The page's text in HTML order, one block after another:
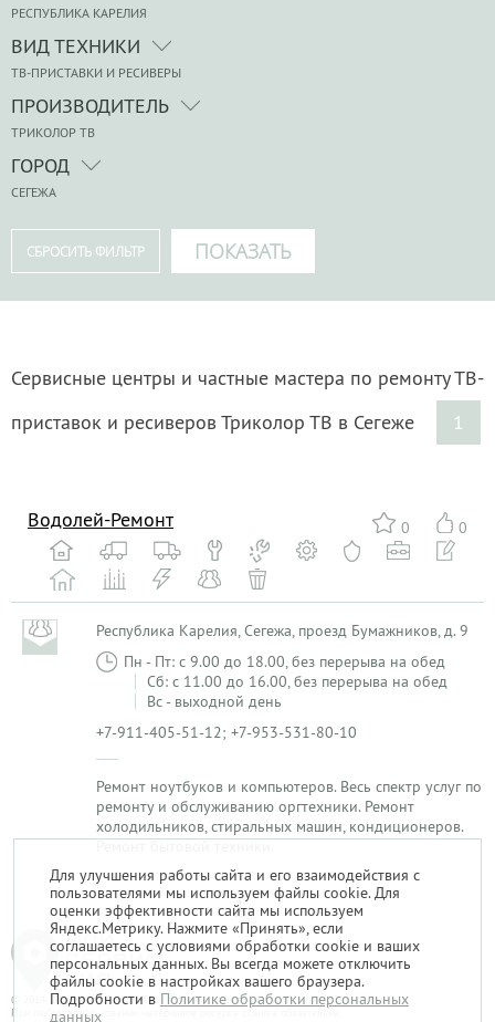
РЕСПУБЛИКА КАРЕЛИЯ
ВИД ТЕХНИКИ
ТВ-ПРИСТАВКИ И РЕСИВЕРЫ
ПРОИЗВОДИТЕЛЬ
ТРИКОЛОР ТВ
ГОРОД
СЕГЕЖА
Сервисные центры и частные мастера по ремонту ТВ-
приставок и ресиверов Триколор ТВ в Сегеже
1
0 0
Водолей-Ремонт
Республика Карелия, Сегежа, проезд Бумажников, д. 9
Пн - Пт: с 9.00 до 18.00, без перерыва на обед
Сб: с 11.00 до 16.00, без перерыва на обед
Вс - выходной день
+7-911-405-51-12; +7-953-531-80-10
Ремонт ноутбуков и компьютеров. Весь спектр услуг по
ремонту и обслуживанию оргтехники. Ремонт
холодильников, стиральных машин, кондиционеров.
Ремонт бытовой техники.
1
© 2014-2026. «Мой Сервис-Гид» – проект группы «Текарт».
При любом использовании материалов ресурса ссылка обязательна.
Для улучшения работы сайта и его взаимодействия с
пользователями мы используем файлы cookie. Для
оценки эффективности сайта мы используем
Яндекс.Метрику. Нажмите «Принять», если
соглашаетесь с условиями обработки cookie и ваших
персональных данных. Вы всегда можете отключить
файлы cookie в настройках вашего браузера.
Подробности в Политике обработки персональных
данных